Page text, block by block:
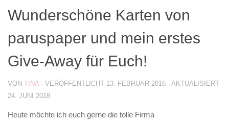
Wunderschöne Karten von
paruspaper und mein erstes
Give-Away für Euch!
VON TINA · VERÖFFENTLICHT 13. FEBRUAR 2016 · AKTUALISIERT
24. JUNI 2018
Heute möchte ich euch gerne die tolle Firma